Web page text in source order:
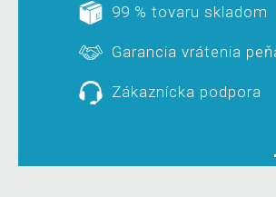
99 % tovaru skladom
Garancia vrátenia
Zákaznícka podpora